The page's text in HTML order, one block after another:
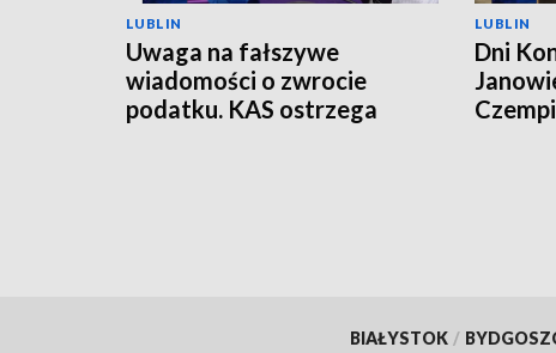
LUBLIN
Uwaga na fałszywe
wiadomości o zwrocie
podatku. KAS ostrzega
LUBLIN
Dni
BIAŁYSTOK /